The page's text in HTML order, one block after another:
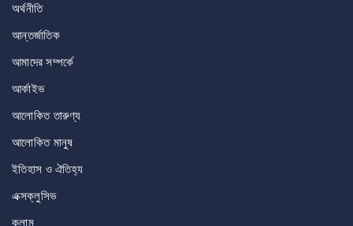
অর্থনীতি
আন্তর্জাতিক
আমাদের সম্পর্কে
আর্কাইভ
আলোকিত তারুণ্য
আলোকিত মানুষ
ইতিহাস ও ঐতিহ্য
এক্সক্লুসিভ
কলাম